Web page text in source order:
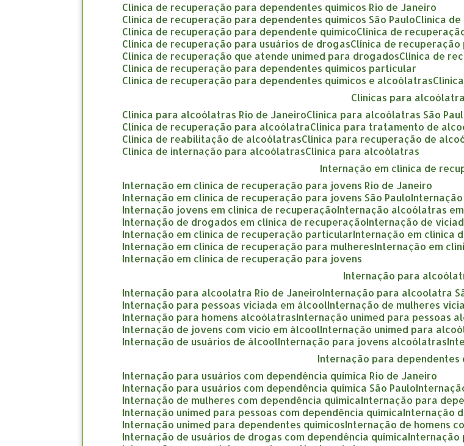
clínica de recuperação para dependentes químicos Rio de Janeiro
clínica de recuperação para dependentes químicos São Paulo clínica
clínica de recuperação para dependente químico clínica de
clínica de recuperação para usuários de drogas clínica de
clínica de recuperação que atende unimed para drogados clínica de
clínica de recuperação para dependentes químicos particular
clínica de recuperação para dependentes químicos e alcoólatras
clínicas para
clínica para alcoólatras Rio de Janeiro clínica para alcoólatras São
clínica de recuperação para alcoólatra clínica para tratamento de
clínica de reabilitação de alcoólatras clínica para recuperação de
clínica de internação para alcoólatras clínica para alcoólatras
internação em clínica de
internação em clínica de recuperação para jovens Rio de Janeiro
internação em clínica de recuperação para jovens São Paulo
internação jovens em clínica de recuperação internação alcoólatras
internação de drogados em clínica de recuperação internação de
internação em clínica de recuperação particular internação em clínica
internação em clínica de recuperação para mulheres internação em
internação em clínica de recuperação para jovens
internação para
internação para alcoolatra Rio de Janeiro internação para alcoolatra
internação para pessoas viciada em álcool internação de mulheres
internação para homens alcoólatras internação unimed para pessoas
internação de jovens com vício em álcool internação unimed para
internação de usuários de álcool internação para jovens alcoólatras
internação para dependentes
internação para usuários com dependência química Rio de Janeiro
internação para usuários com dependência química São Paulo
internação de mulheres com dependência química internação para
internação unimed para pessoas com dependência química internação
internação unimed para dependentes químicos internação de homens
internação de usuários de drogas com dependência química internação